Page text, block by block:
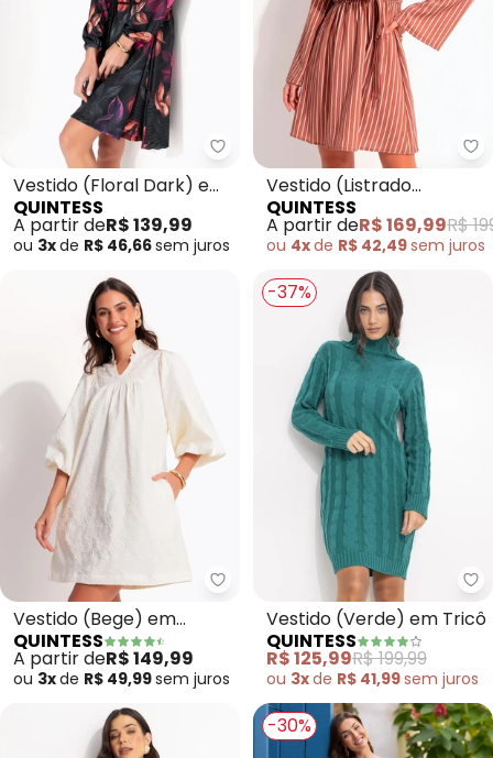
Quintess - Vestido (Floral
Vestido (Floral Dark) em
Malha Texturizada
QUINTESS
A partir deR$ 139,99
ou 3xde R$ 46,66sem juros
Vestido (Listrado
Marrom) em Tecido
Plano Maquinetado
QUINTESS
A partir deR$ 169,99R$
ou 4xde R$ 42,49sem juros
Quintess - Vestido (Bege) em
Vestido (Bege) em
Jacquard de Poliéster
QUINTESS
A partir deR$ 149,99
ou 3xde R$ 49,99sem juros
-37%
Vestido (Verde) em Tricô
QUINTESS
R$ 125,99R$ 199,99
ou 3xde R$ 41,99sem juros
-30%